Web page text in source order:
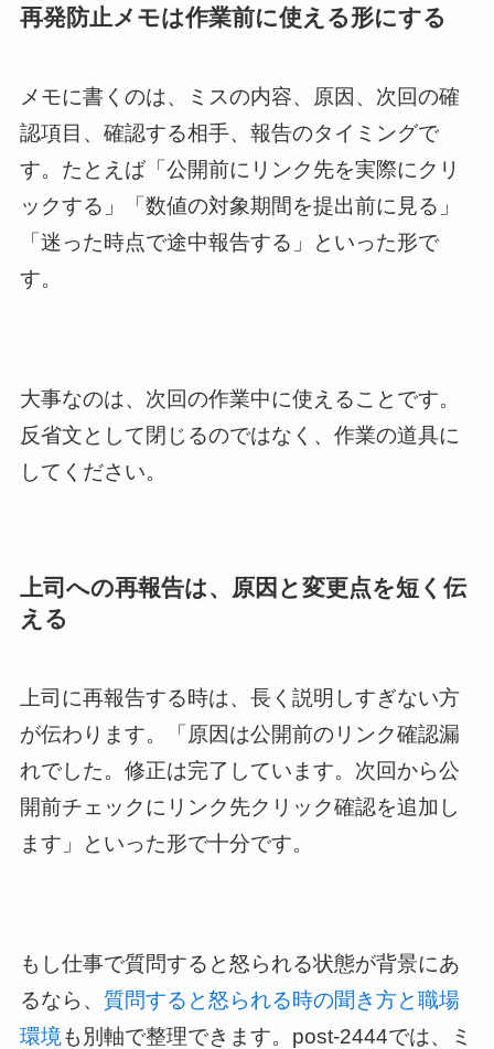
再発防止メモは作業前に使える形にする
メモに書くのは、ミスの内容、原因、次回の確
認項目、確認する相手、報告のタイミングで
す。たとえば「公開前にリンク先を実際にクリ
ックする」「数値の対象期間を提出前に見る」
「迷った時点で途中報告する」といった形で
す。
大事なのは、次回の作業中に使えることです。
反省文として閉じるのではなく、作業の道具に
してください。
上司への再報告は、原因と変更点を短く伝
える
上司に再報告する時は、長く説明しすぎない方
が伝わります。「原因は公開前のリンク確認漏
れでした。修正は完了しています。次回から公
開前チェックにリンク先クリック確認を追加し
ます」といった形で十分です。
もし仕事で質問すると怒られる状態が背景にあ
るなら、 質問すると怒られる時の聞き方と職場
環境も別軸で整理できます。post-2444では、ミ